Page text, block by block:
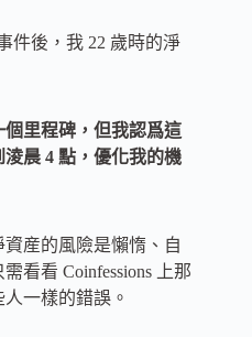
件後，我 22 歲時的淨
里程碑，但我認爲這
晨 4 點，優化我的機
産的風險是懶惰、自
看看 Coinfessions 上那
一樣的錯誤。